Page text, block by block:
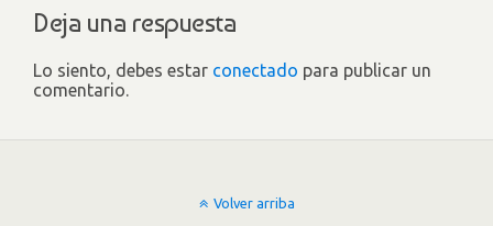
Deja una respuesta
Lo siento, debes estar conectado para publicar un
comentario.
Volver arriba